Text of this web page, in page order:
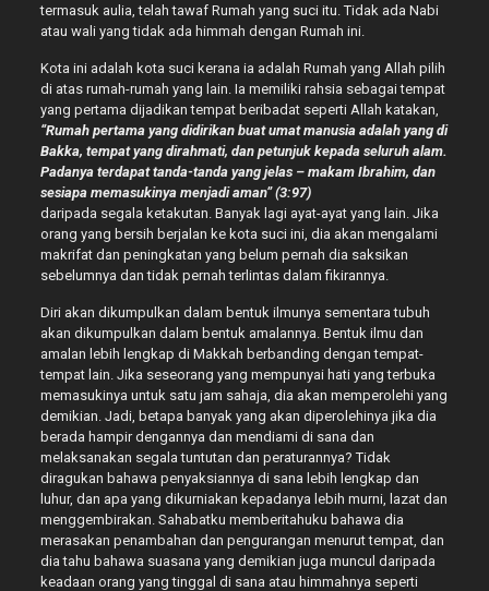
termasuk aulia, telah tawaf Rumah yang suci itu. Tidak ada Nabi
atau wali yang tidak ada himmah dengan Rumah ini.
Kota ini adalah kota suci kerana ia adalah Rumah yang Allah pilih
di atas rumah-rumah yang lain. Ia memiliki rahsia sebagai tempat
yang pertama dijadikan tempat beribadat seperti Allah katakan,
“Rumah pertama yang didirikan buat umat manusia adalah yang di
Bakka, tempat yang dirahmati, dan petunjuk kepada seluruh alam.
Padanya terdapat tanda-tanda yang jelas – makam Ibrahim, dan
sesiapa memasukinya menjadi aman” (3:97)
daripada segala ketakutan. Banyak lagi ayat-ayat yang lain. Jika
orang yang bersih berjalan ke kota suci ini, dia akan mengalami
makrifat dan peningkatan yang belum pernah dia saksikan
sebelumnya dan tidak pernah terlintas dalam fikirannya.
Diri akan dikumpulkan dalam bentuk ilmunya sementara tubuh
akan dikumpulkan dalam bentuk amalannya. Bentuk ilmu dan
amalan lebih lengkap di Makkah berbanding dengan tempat-
tempat lain. Jika seseorang yang mempunyai hati yang terbuka
memasukinya untuk satu jam sahaja, dia akan memperolehi yang
demikian. Jadi, betapa banyak yang akan diperolehinya jika dia
berada hampir dengannya dan mendiami di sana dan
melaksanakan segala tuntutan dan peraturannya? Tidak
diragukan bahawa penyaksiannya di sana lebih lengkap dan
luhur, dan apa yang dikurniakan kepadanya lebih murni, lazat dan
menggembirakan. Sahabatku memberitahuku bahawa dia
merasakan penambahan dan pengurangan menurut tempat, dan
dia tahu bahawa suasana yang demikian juga muncul daripada
keadaan orang yang tinggal di sana atau himmahnya seperti